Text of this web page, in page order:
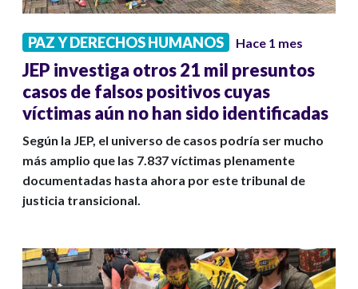
PAZ Y DERECHOS HUMANOS Hace 1 mes
JEP investiga otros 21 mil presuntos
casos de falsos positivos cuyas
víctimas aún no han sido identificadas
Según la JEP, el universo de casos podría ser mucho
más amplio que las 7.837 víctimas plenamente
documentadas hasta ahora por este tribunal de
justicia transicional.